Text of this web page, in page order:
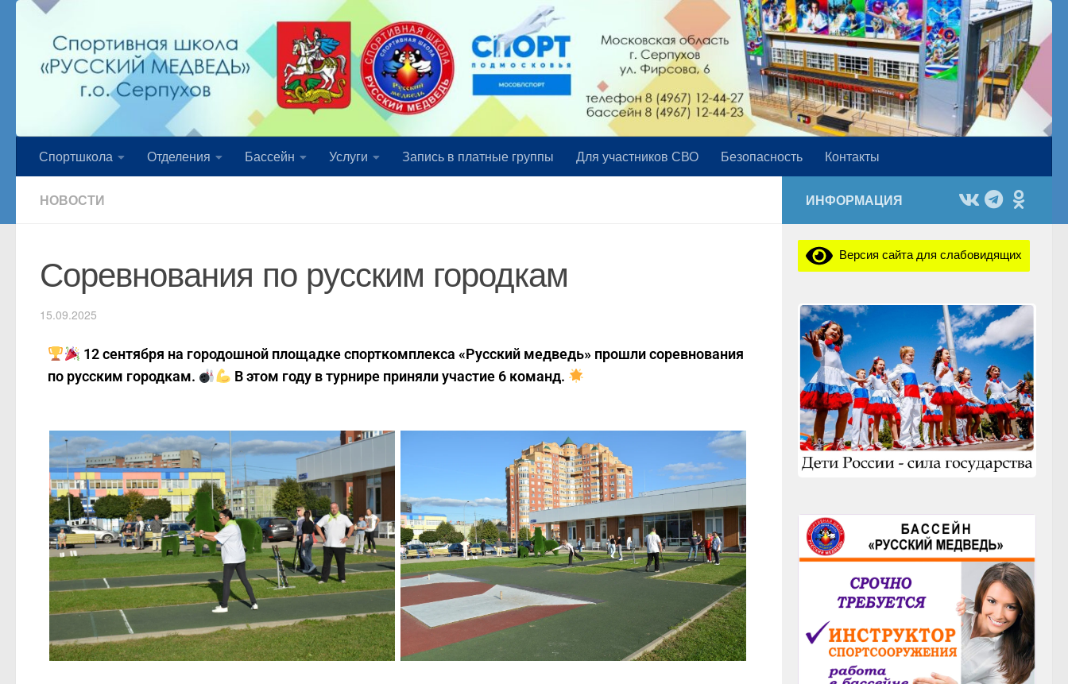
Спортшкола Отделения Бассейн Услуги Запись в платные группы Для участников СВО Безопасность Контакты
НОВОСТИ
Соревнования по русским городкам
15.09.2025
12 сентября на городошной площадке спорткомплекса «Русский медведь» прошли соревнования
по русским городкам.
В этом году в турнире приняли участие 6 команд.
ИНФОРМАЦИЯ
Версия сайта для слабовидящих